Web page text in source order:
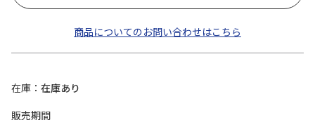
商品についてのお問い合わせはこちら
在庫
在庫あり
販売期間